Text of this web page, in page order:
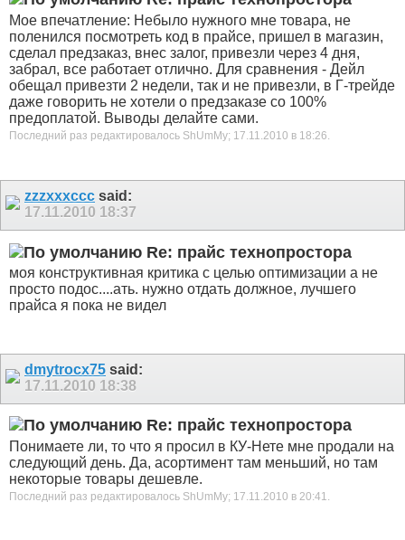
Мое впечатление: Небыло нужного мне товара, не
поленился посмотреть код в прайсе, пришел в магазин,
сделал предзаказ, внес залог, привезли через 4 дня,
забрал, все работает отлично. Для сравнения - Дейл
обещал привезти 2 недели, так и не привезли, в Г-трейде
даже говорить не хотели о предзаказе со 100%
предоплатой. Выводы делайте сами.
Последний раз редактировалось ShUmMy; 17.11.2010 в 18:26.
zzzxxxccc said:
17.11.2010 18:37
Re: прайс технопростора
моя конструктивная критика с целью оптимизации а не
просто подос....ать. нужно отдать должное, лучшего
прайса я пока не видел
dmytrocx75 said:
17.11.2010 18:38
Re: прайс технопростора
Понимаете ли, то что я просил в КУ-Нете мне продали на
следующий день. Да, асортимент там меньший, но там
некоторые товары дешевле.
Последний раз редактировалось ShUmMy; 17.11.2010 в 20:41.